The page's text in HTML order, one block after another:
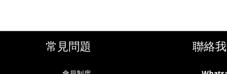
常見問題 聯絡